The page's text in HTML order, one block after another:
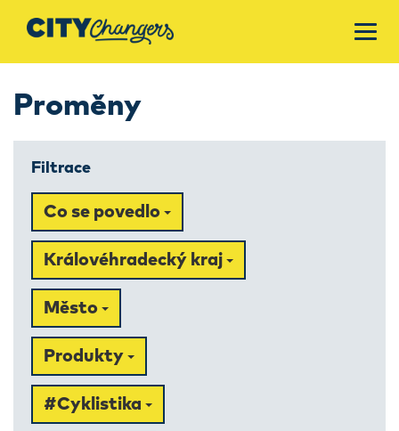
Proměny
Filtrace
Co se povedlo
Královéhradecký kraj
Město
Produkty
#Cyklistika